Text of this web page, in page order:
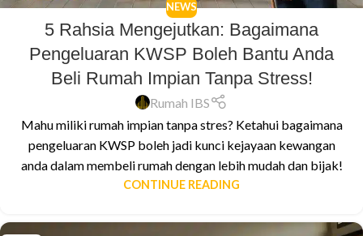
NEWS
5 Rahsia Mengejutkan: Bagaimana
Pengeluaran KWSP Boleh Bantu Anda
Beli Rumah Impian Tanpa Stress!
Rumah IBS
Mahu miliki rumah impian tanpa stres? Ketahui bagaimana
pengeluaran KWSP boleh jadi kunci kejayaan kewangan
anda dalam membeli rumah dengan lebih mudah dan bijak!
CONTINUE READING